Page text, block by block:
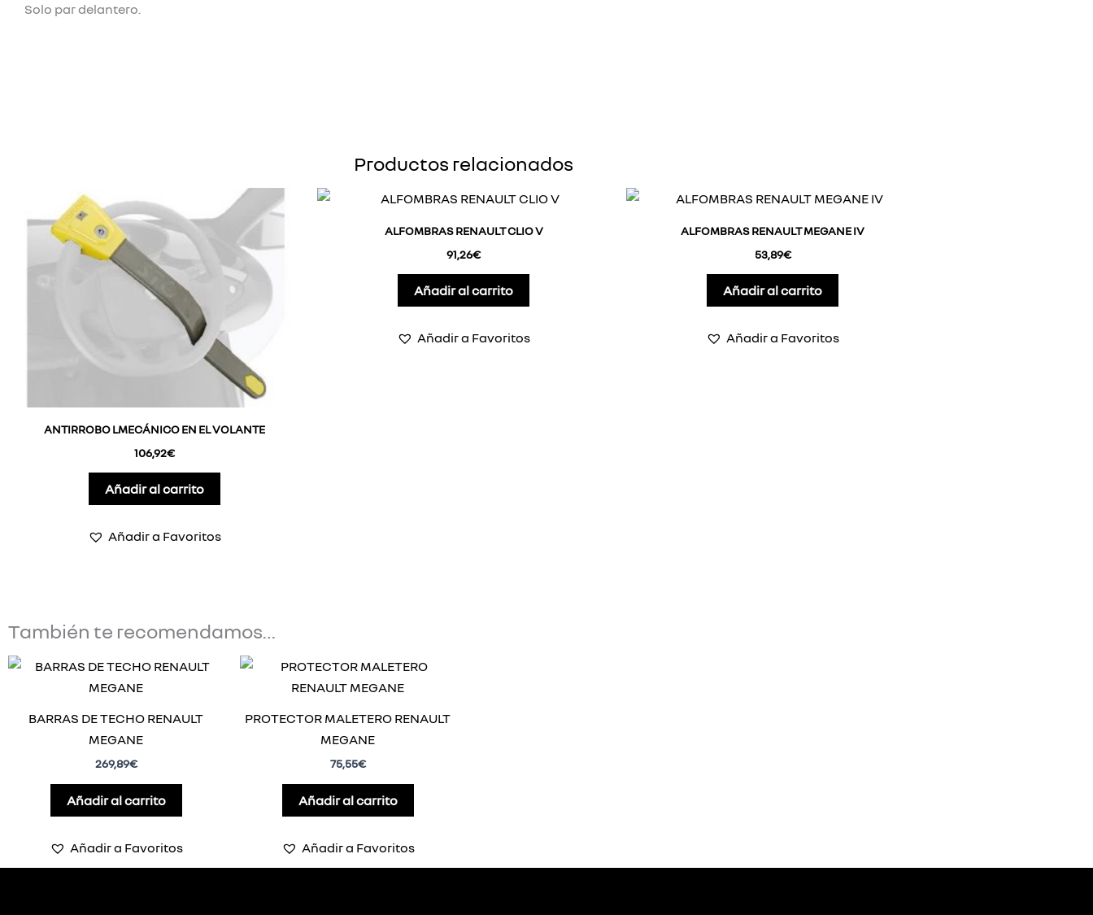
Solo par delantero.
Productos relacionados
ANTIRROBO LMECÁNICO EN EL VOLANTE
106,92€
Añadir al carrito
Añadir a Favoritos
ALFOMBRAS RENAULT CLIO V
91,26€
Añadir al carrito
Añadir a Favoritos
ALFOMBRAS RENAULT MEGANE IV
53,89€
Añadir al carrito
Añadir a Favoritos
También te recomendamos…
BARRAS DE TECHO RENAULT
MEGANE
269,89€
Añadir al carrito
Añadir a Favoritos
PROTECTOR MALETERO RENAULT
MEGANE
75,55€
Añadir al carrito
Añadir a Favoritos